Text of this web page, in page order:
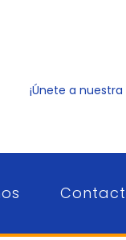
¡Únete a